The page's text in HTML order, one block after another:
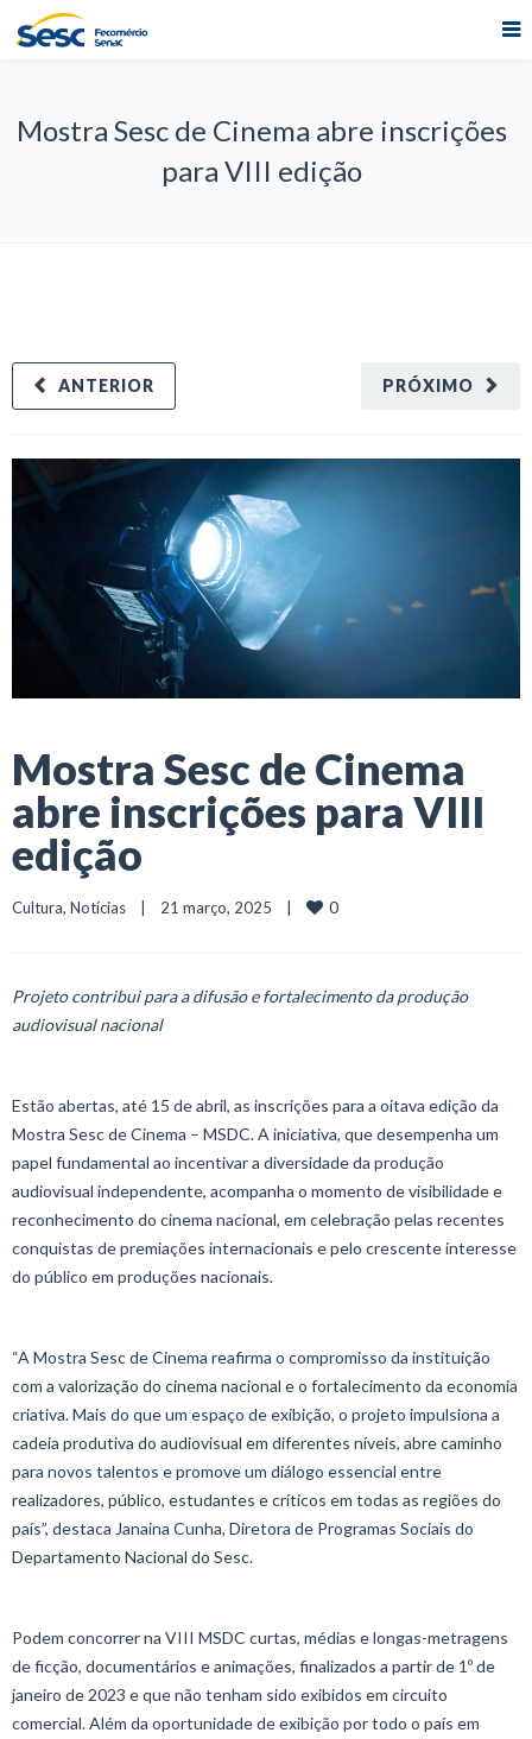
Mostra Sesc de Cinema abre inscrições
para VIII edição
PRÓXIMO
ANTERIOR
Mostra Sesc de Cinema
abre inscrições para VIII
edição
Cultura, Notícias
    |    21 março, 2025    |
0
Projeto contribui para a difusão e fortalecimento da produção
audiovisual nacional
Estão abertas, até 15 de abril, as inscrições para a oitava edição da
Mostra Sesc de Cinema – MSDC. A iniciativa, que desempenha um
papel fundamental ao incentivar a diversidade da produção
audiovisual independente, acompanha o momento de visibilidade e
reconhecimento do cinema nacional, em celebração pelas recentes
conquistas de premiações internacionais e pelo crescente interesse
do público em produções nacionais.
“A Mostra Sesc de Cinema reafirma o compromisso da instituição
com a valorização do cinema nacional e o fortalecimento da economia
criativa. Mais do que um espaço de exibição, o projeto impulsiona a
cadeia produtiva do audiovisual em diferentes níveis, abre caminho
para novos talentos e promove um diálogo essencial entre
realizadores, público, estudantes e críticos em todas as regiões do
país”, destaca Janaina Cunha, Diretora de Programas Sociais do
Departamento Nacional do Sesc.
Podem concorrer na VIII MSDC curtas, médias e longas-metragens
de ficção, documentários e animações, finalizados a partir de 1º de
janeiro de 2023 e que não tenham sido exibidos em circuito
comercial. Além da oportunidade de exibição por todo o país em